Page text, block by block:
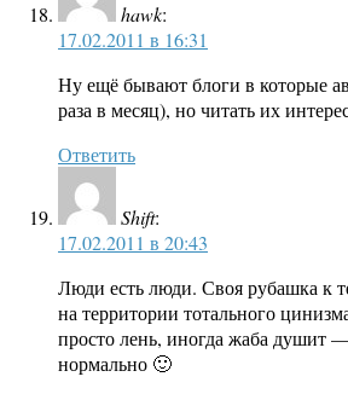
hawk:
17.02.2011 в 16:31
Ну ещё бывают блоги в которые
раза в месяц), но читать их
Ответить
Shift:
17.02.2011 в 20:43
Люди есть люди. Своя рубашка к
на территории тотального
просто лень, иногда жаба душит
нормально 🙂